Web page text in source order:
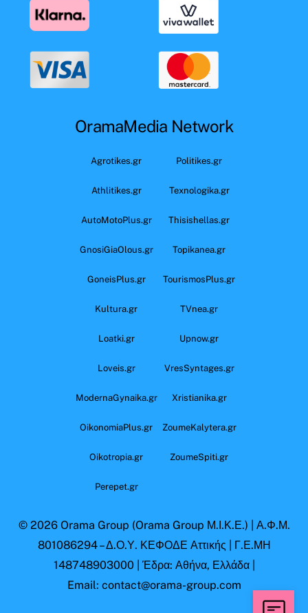
OramaMedia Network
Agrotikes.gr Politikes.gr
Athlitikes.gr Texnologika.gr
AutoMotoPlus.gr Thisishellas.gr
GnosiGiaOlous.gr Topikanea.gr
GoneisPlus.gr TourismosPlus.gr
Kultura.gr TVnea.gr
Loatki.gr Upnow.gr
Loveis.gr VresSyntages.gr
ModernaGynaika.gr Xristianika.gr
OikonomiaPlus.gr ZoumeKalytera.gr
Oikotropia.gr ZoumeSpiti.gr
Perepet.gr
© 2026 Orama Group (Orama Group Μ.Ι.Κ.Ε.) | Α.Φ.Μ.
801086294 – Δ.Ο.Υ. ΚΕΦΟΔΕ Αττικής | Γ.Ε.ΜΗ
148748903000 | Έδρα: Αθήνα, Ελλάδα |
Email: contact@orama-group.com